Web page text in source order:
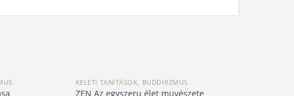
KELETI TANÍTÁSOK, BUDDHIZMUS
ZEN Az egyszeru élet muvészete